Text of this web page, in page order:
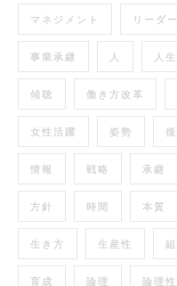
マネジメント リーダー
事業承継 人 人生
傾聴 働き方改革
女性活躍 姿勢
情報 戦略 承継
方針 時間 本質
生き方 生産性
育成 論理 論理性